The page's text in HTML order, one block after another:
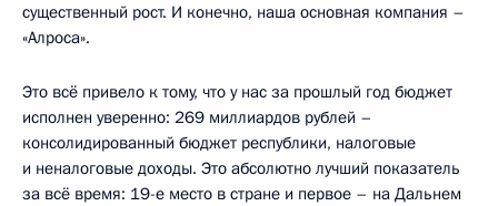
существенный рост. И конечно, наша основная компания –
«Алроса».
Это всё привело к тому, что у нас за прошлый год бюджет
исполнен уверенно: 269 миллиардов рублей –
консолидированный бюджет республики, налоговые
и неналоговые доходы. Это абсолютно лучший показатель
за всё время: 19-е место в стране и первое – на Дальнем